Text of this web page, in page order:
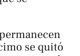
se quitó